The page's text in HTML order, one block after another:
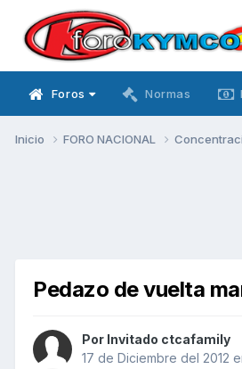
Foros Normas
Inicio FORO NACIONAL
Pedazo de vuelta
Por Invitado ctcafamily
17 de Diciembre del 2012